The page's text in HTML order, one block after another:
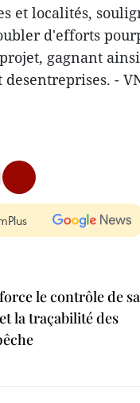
et localités,
d'efforts
gagnant
desentreprises. -
le contrôle de sa
la traçabilité des